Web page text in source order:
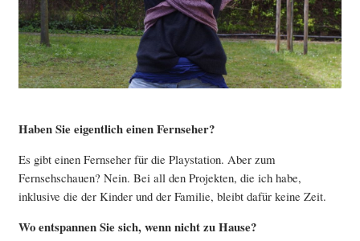
Haben Sie eigentlich einen Fernseher?
Es gibt einen Fernseher für die Playstation. Aber zum
Fernsehschauen? Nein. Bei all den Projekten, die ich habe,
inklusive die der Kinder und der Familie, bleibt dafür keine Zeit.
Wo entspannen Sie sich, wenn nicht zu Hause?